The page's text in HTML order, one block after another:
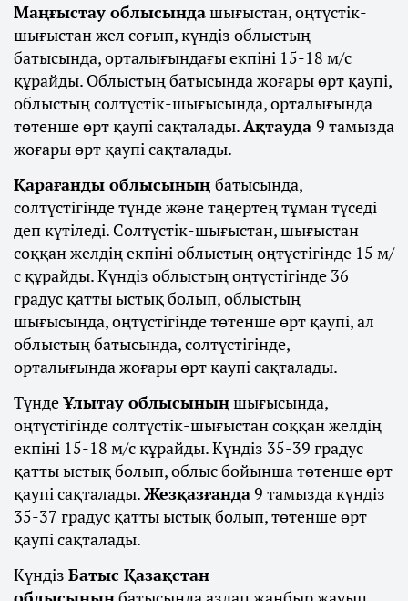
Маңғыстау облысындашығыстан, оңтүстік-
шығыстан жел соғып, күндіз облыстың
батысында, орталығындағы екпіні 15-18 м/с
құрайды. Облыстың батысында жоғары өрт қаупі,
облыстың солтүстік-шығысында, орталығында
төтенше өрт қаупі сақталады.Ақтауда 9 тамызда
жоғары өрт қаупі сақталады.
Қарағанды облысының батысында,
солтүстігінде түнде және таңертең тұман түседі
деп күтіледі. Солтүстік-шығыстан, шығыстан
соққан желдің екпіні облыстың оңтүстігінде 15 м/
с құрайды. Күндіз облыстың оңтүстігінде 36
градус қатты ыстық болып, облыстың
шығысында, оңтүстігінде төтенше өрт қаупі, ал
облыстың батысында, солтүстігінде,
орталығында жоғары өрт қаупі сақталады.
ТүндеҰлытау облысыныңшығысында,
оңтүстігінде солтүстік-шығыстан соққан желдің
екпіні 15-18 м/с құрайды. Күндіз 35-39 градус
қатты ыстық болып, облыс бойынша төтенше өрт
қаупі сақталады.Жезқазғанда9 тамызда күндіз
35-37 градус қатты ыстық болып, төтенше өрт
қаупі сақталады.
Күндіз Батыс Қазақстан